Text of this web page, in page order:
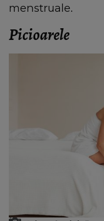
menstruale.
Picioarele